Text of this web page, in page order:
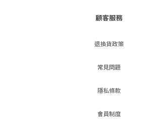
顧客服務
退換貨政策
常見問題
隱私條款
會員制度